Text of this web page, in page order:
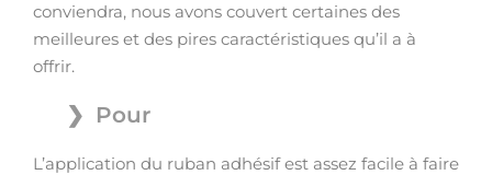
conviendra, nous avons couvert certaines des
meilleures et des pires caractéristiques qu’il a à
offrir.
Pour
L’application du ruban adhésif est assez facile à faire